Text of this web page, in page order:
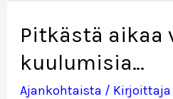
Pitkästä aikaa
kuulumisia…
Ajankohtaista / Kirjoittaja